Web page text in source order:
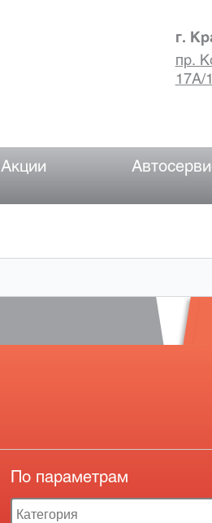
г.
пр.
17А/1
Акции
По параметрам